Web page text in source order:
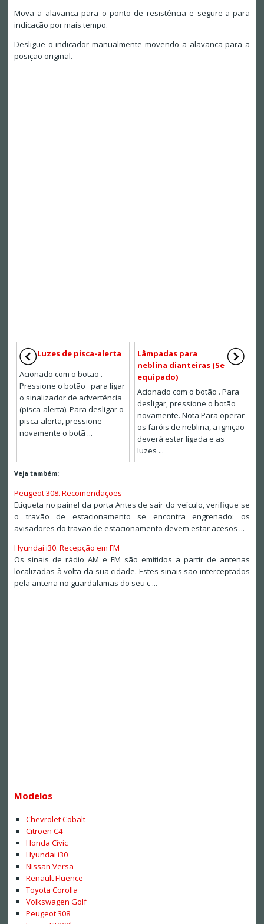
Mova a alavanca para o ponto de resistência e segure-a para
indicação por mais tempo.
Desligue o indicador manualmente movendo a alavanca para a
posição original.
Luzes de pisca-alerta
Acionado com o botão .
Pressione o botão para ligar
o sinalizador de advertência
(pisca-alerta). Para desligar o
pisca-alerta, pressione
novamente o botã ...
Lâmpadas para
neblina dianteiras (Se
equipado)
Acionado com o botão . Para
desligar, pressione o botão
novamente. Nota Para operar
os faróis de neblina, a ignição
deverá estar ligada e as
luzes ...
Veja também:
Peugeot 308. Recomendações
Etiqueta no painel da porta Antes de sair do veículo, verifique se
o travão de estacionamento se encontra engrenado: os
avisadores do travão de estacionamento devem estar acesos ...
Hyundai i30. Recepção em FM
Os sinais de rádio AM e FM são emitidos a partir de antenas
localizadas à volta da sua cidade. Estes sinais são interceptados
pela antena no guardalamas do seu c ...
Modelos
Chevrolet Cobalt
Citroen C4
Honda Civic
Hyundai i30
Nissan Versa
Renault Fluence
Toyota Corolla
Volkswagen Golf
Peugeot 308